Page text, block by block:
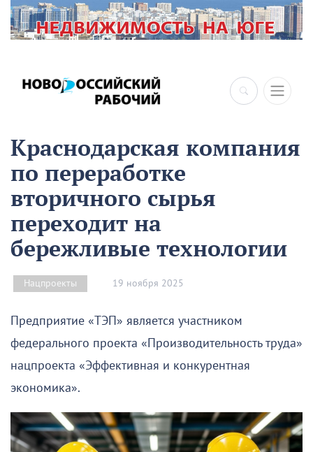
×
Краснодарская компания
по переработке
вторичного сырья
переходит на
бережливые технологии
Нацпроекты 19 ноября 2025
Предприятие «ТЭП» является участником
федерального проекта «Производительность труда»
нацпроекта «Эффективная и конкурентная
экономика».